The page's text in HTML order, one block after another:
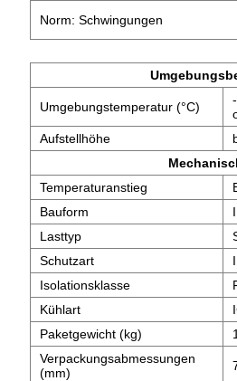
Norm: Schwingungen
Umgebungstemperatur (°C)
Aufstellhöhe
Temperaturanstieg
Bauform
Lasttyp
Schutzart
Isolationsklasse
Kühlart
Paketgewicht (kg)
Verpackungsabmessungen
(mm)